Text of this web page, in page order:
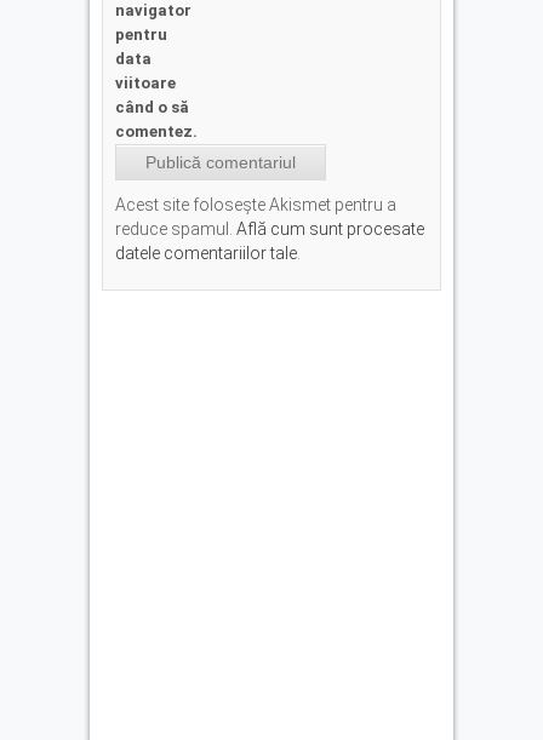
navigator
pentru
data
viitoare
când o să
comentez.
Acest site folosește Akismet pentru a
reduce spamul. Află cum sunt procesate
datele comentariilor tale.